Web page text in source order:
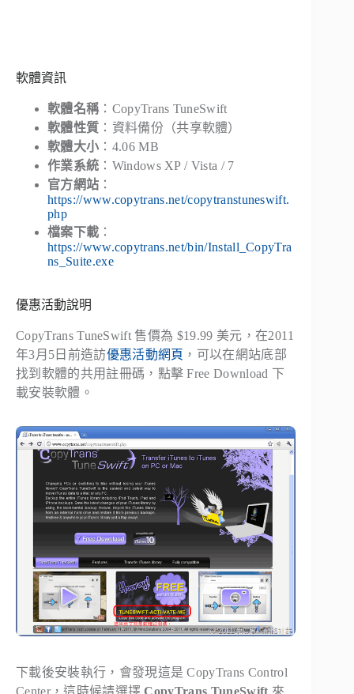
軟體資訊
軟體名稱：CopyTrans TuneSwift
軟體性質 ：資料備份（共享軟體）
軟體大小：4.06 MB
作業系統 ：Windows XP / Vista / 7
官方網站 ：
https://www.copytrans.net/copytranstuneswift.
php
檔案下載 ：
https://www.copytrans.net/bin/Install_CopyTra
ns_Suite.exe
優惠活動說明
CopyTrans TuneSwift 售價為 $19.99 美元，在2011
年3月5日前造訪優惠活動網頁 ，可以在網站底部
找到軟體的共用註冊碼，點擊 Free Download 下
載安裝軟體。
下載後安裝執行，會發現這是 CopyTrans Control